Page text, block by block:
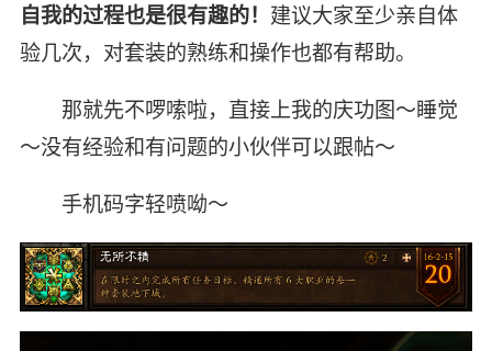
自我的过程也是很有趣的！ 建议大家至少亲自体
验几次，对套装的熟练和操作也都有帮助。
那就先不啰嗦啦，直接上我的庆功图～睡觉
～没有经验和有问题的小伙伴可以跟帖～
手机码字轻喷呦～